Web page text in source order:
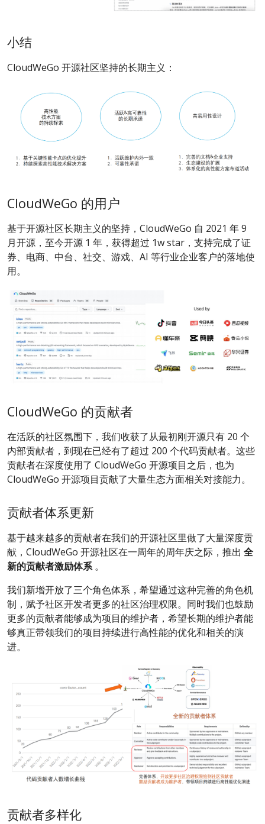
小结
CloudWeGo 开源社区坚持的长期主义：
CloudWeGo 的用户
基于开源社区长期主义的坚持，CloudWeGo 自 2021 年 9
月开源，至今开源 1 年，获得超过 1w star，支持完成了证
券、电商、中台、社交、游戏、AI 等行业企业客户的落地使
用。
CloudWeGo 的贡献者
在活跃的社区氛围下，我们收获了从最初刚开源只有 20 个
内部贡献者，到现在已经有了超过 200 个代码贡献者。这些
贡献者在深度使用了 CloudWeGo 开源项目之后，也为
CloudWeGo 开源项目贡献了大量生态方面相关对接能力。
贡献者体系更新
基于越来越多的贡献者在我们的开源社区里做了大量深度贡
献，CloudWeGo 开源社区在一周年的周年庆之际，推出 全
新的贡献者激励体系。
我们新增开放了三个角色体系，希望通过这种完善的角色机
制，赋予社区开发者更多的社区治理权限。同时我们也鼓励
更多的贡献者能够成为项目的维护者，希望长期的维护者能
够真正带领我们的项目持续进行高性能的优化和相关的演
进。
贡献者多样化